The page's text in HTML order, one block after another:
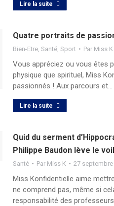
Lire la suite
Quatre portraits de
Bien-Etre,Santé,Sport Par Miss K
Vous appréciez ou vous êtes
physique que spirituel, Miss
passionnés ! Aux parcours et…
Lire la suite
Quid du serment
Philippe Baudon lève le
Santé Par Miss K 27 septembre
Miss Konfidentielle aime
ne comprend pas, même si
responsabilité des